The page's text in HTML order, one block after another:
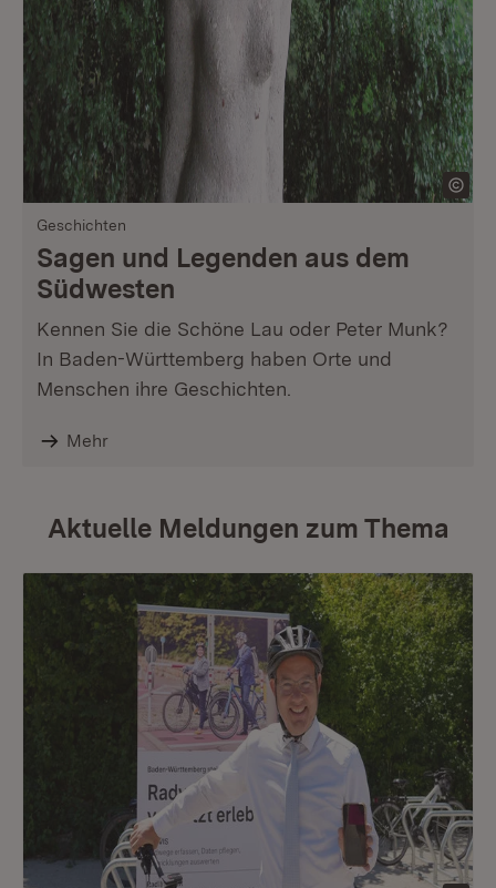
Geschichten
Sagen und Legenden aus dem
Südwesten
Kennen Sie die Schöne Lau oder Peter Munk?
In Baden-Württemberg haben Orte und
Menschen ihre Geschichten.
Mehr
Aktuelle Meldungen zum Thema